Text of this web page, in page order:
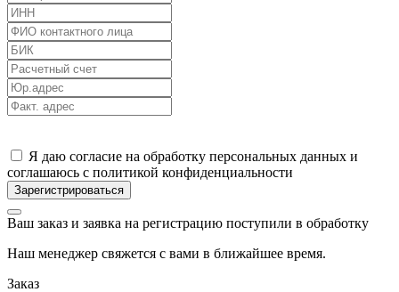
Я даю согласие на обработку персональных данных и
соглашаюсь с политикой конфиденциальности
Ваш заказ и заявка на регистрацию поступили в обработку
Наш менеджер свяжется с вами в ближайшее время.
Заказ